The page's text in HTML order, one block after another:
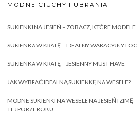
MODNE CIUCHY I UBRANIA
SUKIENKI NA JESIEŃ – ZOBACZ, KTÓRE
SUKIENKA W KRATĘ – IDEALNY WAKACYJNY
SUKIENKA W KRATĘ – JESIENNY MUST HAVE
JAK WYBRAĆ IDEALNĄ SUKIENKĘ NA WESELE?
MODNE SUKIENKI NA WESELE NA JESIEŃ I ZIMĘ
TEJ PORZE ROKU